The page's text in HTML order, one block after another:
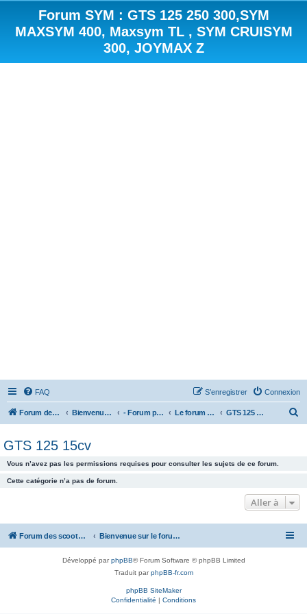
Forum SYM : GTS 125 250 300,SYM
MAXSYM 400, Maxsym TL , SYM CRUISYM
300, JOYMAX Z
FAQ Connexion
S’enregistrer
Forum des scooters SYM - GTS -MAXSYM - CRUISYM - JOYMAX - Maxsym TL Bienvenue sur le forum des scooters de la gamme SYM - Forum principal - Le forum des Scooters SYM GTS 125 15cv
r
c
GTS 125 15cv
Vous n’avez pas les permissions requises pour consulter les sujets de ce forum.
Cette catégorie n’a pas de forum.
Aller à
Forum des scooters SYM - GTS -MAXSYM - CRUISYM - JOYMAX - Maxsym TL Bienvenue sur le forum des scooters de la gamme SYM
Développé parphpBB® Forum Software © phpBB Limited
Traduit parphpBB-fr.com
phpBB SiteMaker
Confidentialité | Conditions